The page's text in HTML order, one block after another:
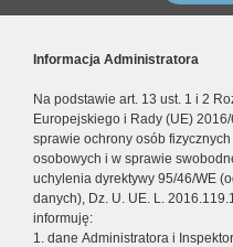
Informacja Administratora
Na podstawie art. 13 ust. 1 i 2
Europejskiego i Rady (UE)
sprawie ochrony osób
osobowych i w sprawie
uchylenia dyrektywy 95/46/WE
danych), Dz. U. UE. L.
informuję:
1. dane Administratora i